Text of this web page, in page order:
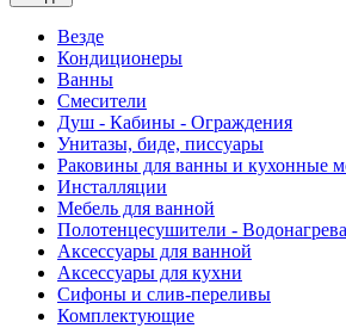
Везде
Кондиционеры
Ванны
Смесители
Душ - Кабины - Ограждения
Унитазы, биде, писсуары
Раковины для ванны и кухонные
Инсталляции
Мебель для ванной
Полотенцесушители -
Аксессуары для ванной
Аксессуары для кухни
Сифоны и слив-переливы
Комплектующие